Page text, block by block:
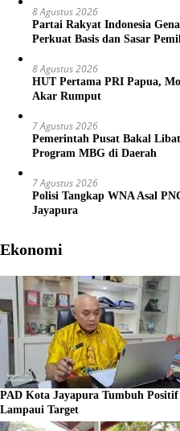
8 Agustus 2026
Partai Rakyat Indonesia
Perkuat Basis dan Sasar
8 Agustus 2026
HUT Pertama PRI Papua,
Akar Rumput
7 Agustus 2026
Pemerintah Pusat Bakal
Program MBG di Daerah
7 Agustus 2026
Polisi Tangkap WNA Asal
Jayapura
Ekonomi
PAD Kota Jayapura Tumbuh
Lampaui Target